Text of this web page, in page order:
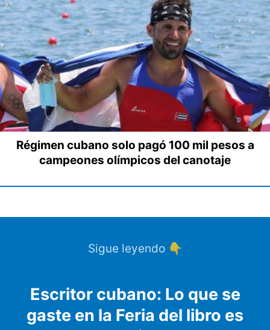
Régimen cubano solo pagó 100 mil pesos a
campeones olímpicos del canotaje
Sigue leyendo 👇